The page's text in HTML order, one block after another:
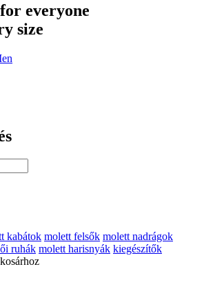
for everyone
size
kabátok molett felsők molett nadrágok
ruhák molett harisnyák kiegészítők